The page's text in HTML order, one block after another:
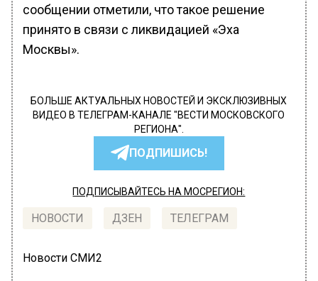
сообщении отметили, что такое решение
принято в связи с ликвидацией «Эха
Москвы».
БОЛЬШЕ АКТУАЛЬНЫХ НОВОСТЕЙ И ЭКСКЛЮЗИВНЫХ
ВИДЕО В ТЕЛЕГРАМ-КАНАЛЕ "ВЕСТИ МОСКОВСКОГО
РЕГИОНА".
ПОДПИШИСЬ!
ПОДПИСЫВАЙТЕСЬ НА МОСРЕГИОН:
НОВОСТИ ДЗЕН ТЕЛЕГРАМ
Новости СМИ2